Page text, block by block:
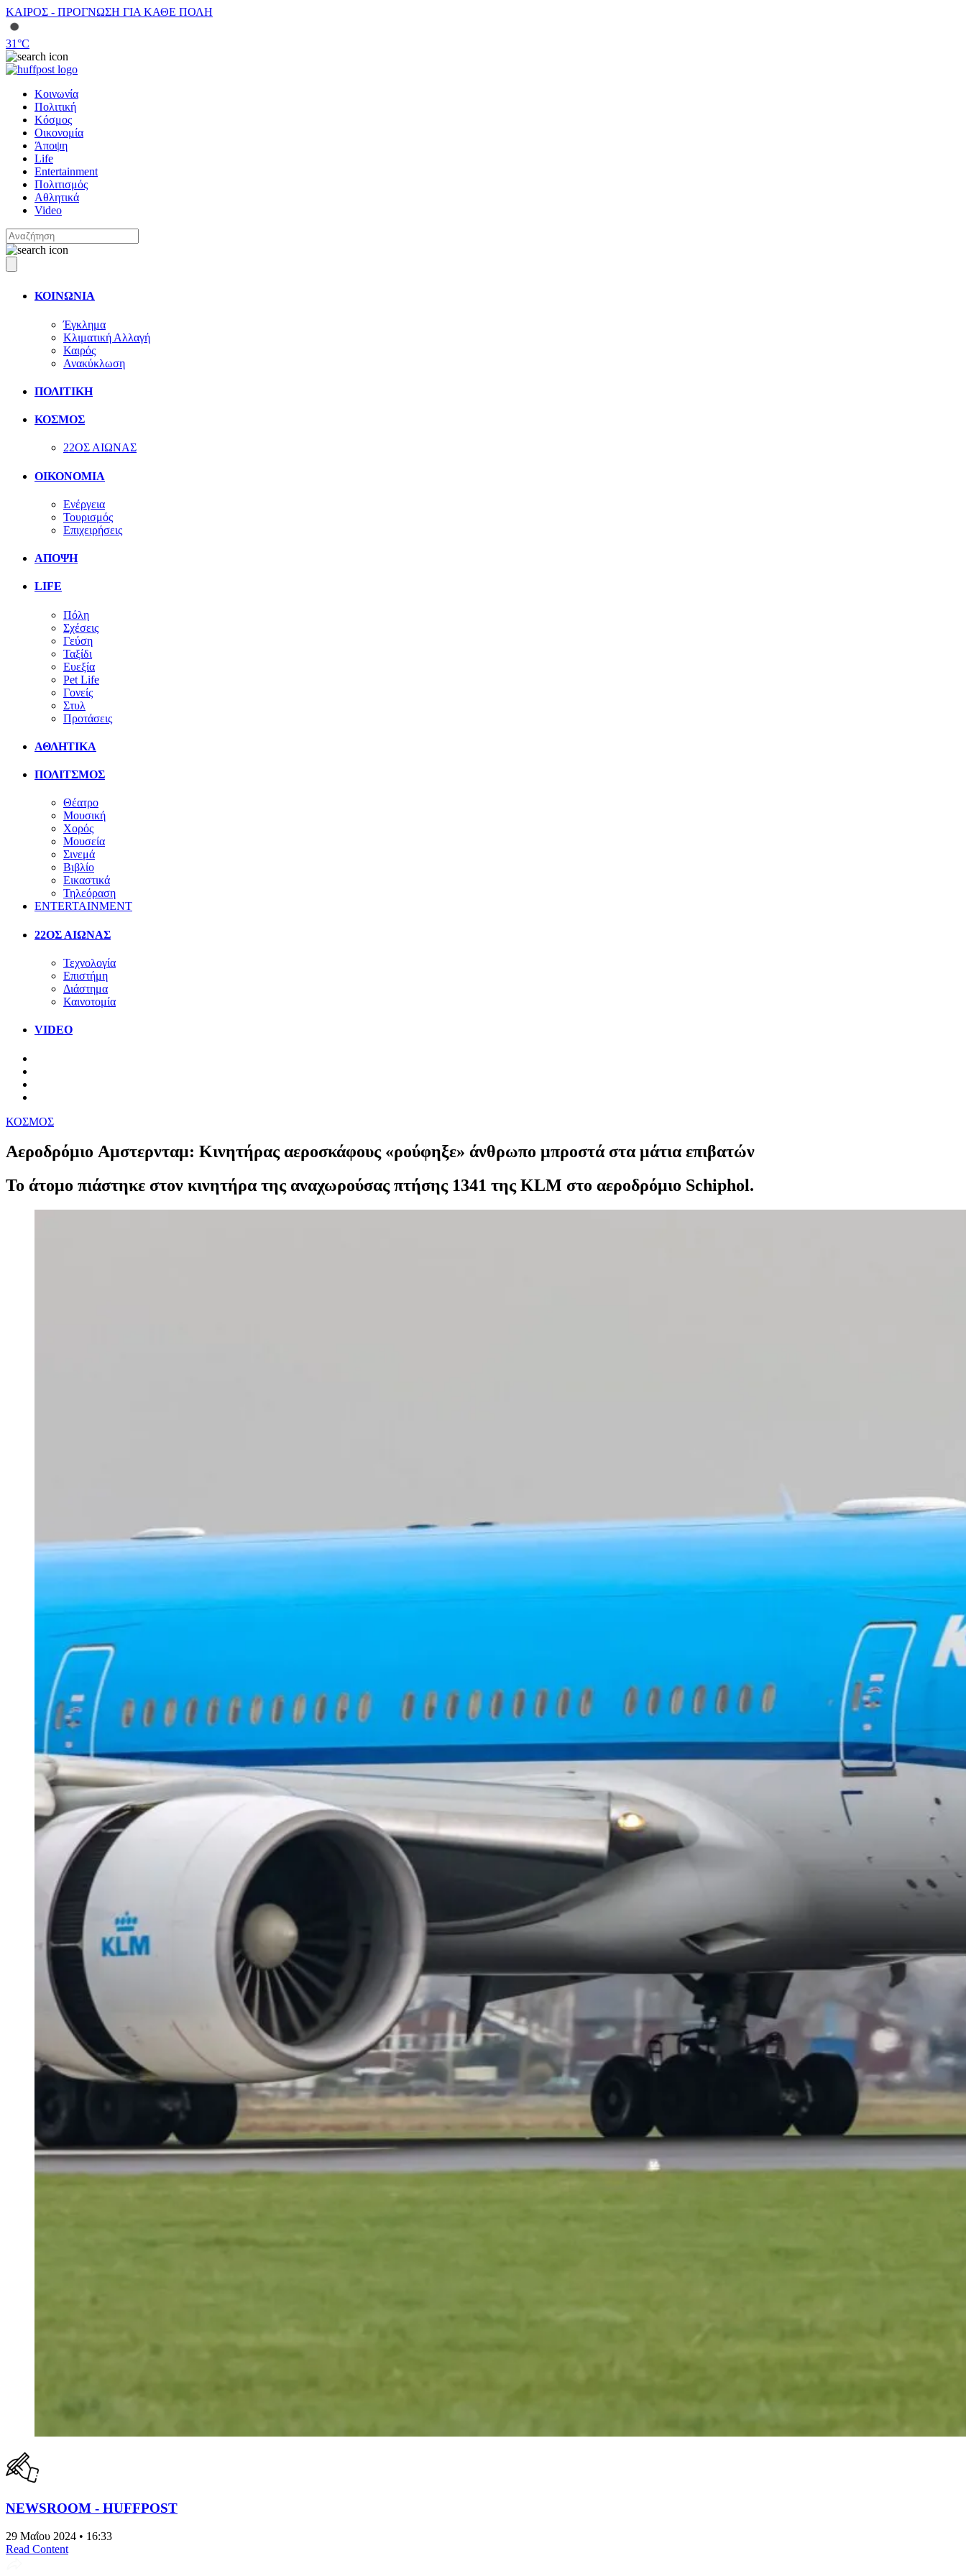
ΚΑΙΡΟΣ - ΠΡΟΓΝΩΣΗ ΓΙΑ ΚΑΘΕ ΠΟΛΗ
31°C
Κοινωνία
Πολιτική
Κόσμος
Οικονομία
Άποψη
Life
Entertainment
Πολιτισμός
Αθλητικά
Video
ΚΟΙΝΩΝΙΑ
Έγκλημα
Κλιματική Αλλαγή
Καιρός
Ανακύκλωση
ΠΟΛΙΤΙΚΗ
ΚΟΣΜΟΣ
22ΟΣ ΑΙΩΝΑΣ
ΟΙΚΟΝΟΜΙΑ
Ενέργεια
Τουρισμός
Επιχειρήσεις
ΑΠΟΨΗ
LIFE
Πόλη
Σχέσεις
Γεύση
Ταξίδι
Ευεξία
Pet Life
Γονείς
Στυλ
Προτάσεις
ΑΘΛΗΤΙΚΑ
ΠΟΛΙΤΣΜΟΣ
Θέατρο
Μουσική
Χορός
Μουσεία
Σινεμά
Βιβλίο
Εικαστικά
Τηλεόραση
ENTERTAINMENT
22ΟΣ ΑΙΩΝΑΣ
Τεχνολογία
Επιστήμη
Διάστημα
Καινοτομία
VIDEO
ΚΟΣΜΟΣ
Αεροδρόμιο Aμστερνταμ: Κινητήρας αεροσκάφους «ρούφηξε» άνθρωπο μπροστά στα μάτια επιβατών
Το άτομο πιάστηκε στον κινητήρα της αναχωρούσας πτήσης 1341 της KLM στο αεροδρόμιο Schiphol.
NEWSROOM - HUFFPOST
29 Μαΐου 2024 • 16:33
Read Content